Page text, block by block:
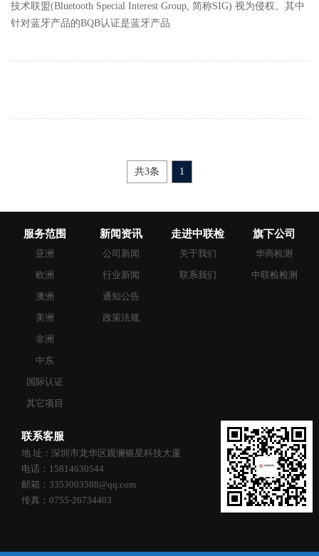
技术联盟(Bluetooth Special Interest Group, 简称SIG) 视为侵权。其中
针对蓝牙产品的BQB认证是蓝牙产品
共3条 1
服务范围
亚洲
欧洲
澳洲
美洲
非洲
中东
国际认证
其它项目
新闻资讯
公司新闻
行业新闻
通知公告
政策法规
走进中联检
关于我们
联系我们
旗下公司
华商检测
中联检检测
联系客服
地 址：深圳市龙华区观澜银星科技大厦
电话：15814630544
邮箱：3353003588@qq.com
传真：0755-26734403